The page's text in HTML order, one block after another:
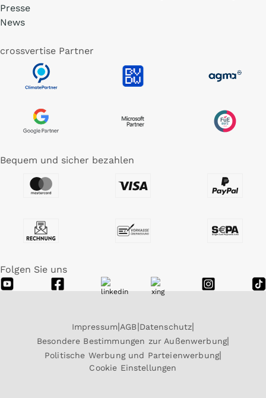
Presse
News
crossvertise Partner
Bequem und sicher bezahlen
Folgen Sie uns
Impressum AGB Datenschutz
Besondere Bestimmungen zur Außenwerbung
Politische Werbung und Parteienwerbung
Cookie Einstellungen